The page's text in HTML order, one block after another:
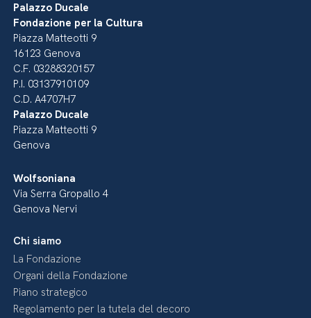
Palazzo Ducale
Fondazione per la Cultura
Piazza Matteotti 9
16123 Genova
C.F. 03288320157
P.I. 03137910109
C.D. A4707H7
Palazzo Ducale
Piazza Matteotti 9
Genova
Wolfsoniana
Via Serra Gropallo 4
Genova Nervi
Chi siamo
La Fondazione
Organi della Fondazione
Piano strategico
Regolamento per la tutela del decoro